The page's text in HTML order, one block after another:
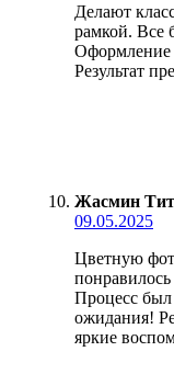
Делают
рамкой. Все
Оформление
Результат
Жасмин
09.05.2025
Цветную
понравилось
Процесс был
ожидания!
яркие